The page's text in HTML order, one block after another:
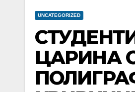
UNCATEGORIZED
ЦАРИНА